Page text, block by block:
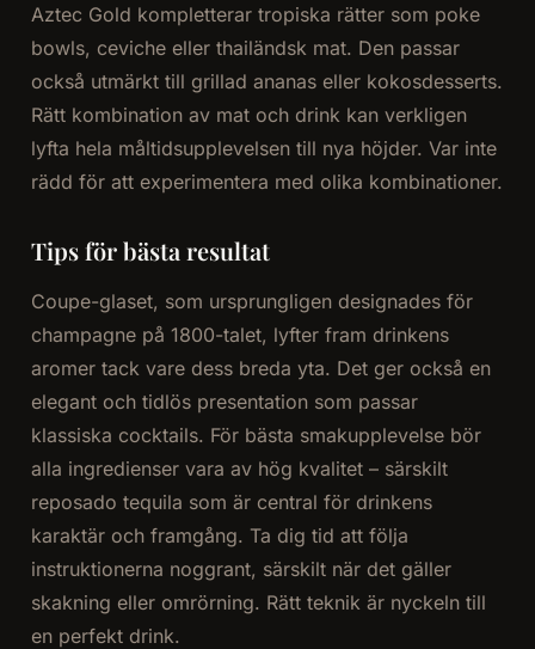
Aztec Gold kompletterar tropiska rätter som poke
bowls, ceviche eller thailändsk mat. Den passar
också utmärkt till grillad ananas eller kokosdesserts.
Rätt kombination av mat och drink kan verkligen
lyfta hela måltidsupplevelsen till nya höjder. Var inte
rädd för att experimentera med olika kombinationer.
Tips för bästa resultat
Coupe-glaset, som ursprungligen designades för
champagne på 1800-talet, lyfter fram drinkens
aromer tack vare dess breda yta. Det ger också en
elegant och tidlös presentation som passar
klassiska cocktails. För bästa smakupplevelse bör
alla ingredienser vara av hög kvalitet – särskilt
reposado tequila som är central för drinkens
karaktär och framgång. Ta dig tid att följa
instruktionerna noggrant, särskilt när det gäller
skakning eller omrörning. Rätt teknik är nyckeln till
en perfekt drink.